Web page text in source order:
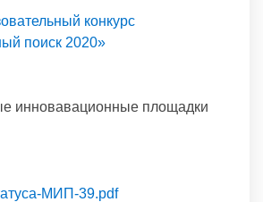
конкурс
поиск 2020»
инновавационные площадки
МИП-39.pdf